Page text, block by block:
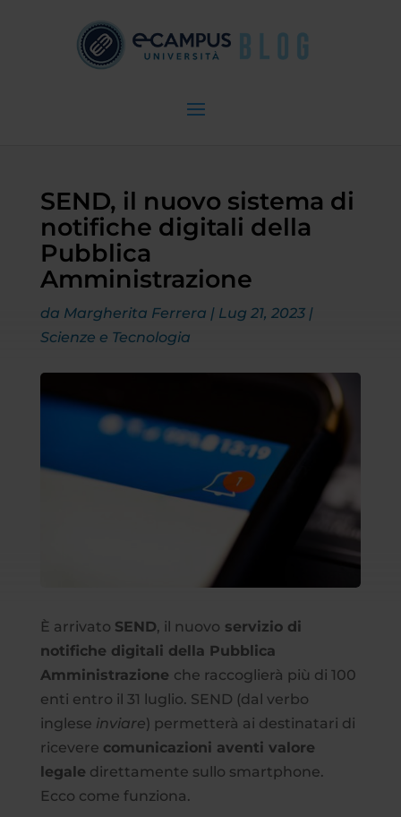
SEND, il nuovo sistema di
notifiche digitali della
Pubblica
Amministrazione
da Margherita Ferrera | Lug 21, 2023|
Scienze e Tecnologia
È arrivato SEND, il nuovo servizio di
notifiche digitali della Pubblica
Amministrazione che raccoglierà più di 100
enti entro il 31 luglio. SEND (dal verbo
inglese inviare) permetterà ai destinatari di
ricevere comunicazioni aventi valore
legale direttamente sullo smartphone.
Ecco come funziona.